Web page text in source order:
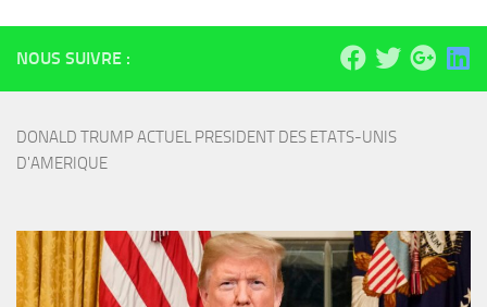
NOUS SUIVRE :
DONALD TRUMP ACTUEL PRESIDENT DES ETATS-UNIS
D'AMERIQUE